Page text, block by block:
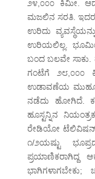
೨೪,೦೦೦ ಕಿಮೀ.
ಮಜಲಿನ ಸರತಿ. ಇದರ
ಉರಿದು
ಉರಿಯಲಿಲ್ಲ.
ಬಂದ ಬಲವೇ
ಗಂಟೆಗೆ ೨೮,೦೦೦
ಉಡಾವಣೆಯ
ನಡೆದು ಹೋಗಿದೆ.
ಹೂಸ್ಟನ್ನಿನ
ರೇಡಿಯೋ ಟೆಲಿವಿಷನ್
೧/೨ಯಷ್ಟು
ಪ್ರಯಾಣಿಕರಾಗಿದ್ದ
ಭಾಗಿಗಳಾಗಬೇಕು;